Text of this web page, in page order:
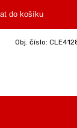
Obj. číslo: